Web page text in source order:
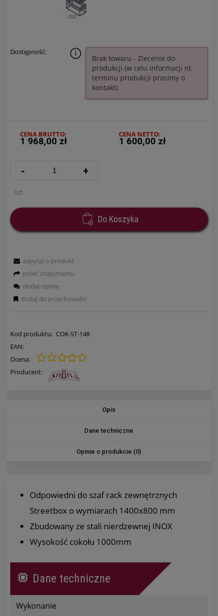
Dostępność:
Brak towaru - Zlecenie do
produkcji (w celu informacji nt.
terminu produkcji prosimy o
kontakt)
CENA BRUTTO:
1 968,00 zł
CENA NETTO:
1 600,00 zł
- +
szt.
Do Koszyka
Kod produktu: COK-ST-148
EAN:
Ocena:
Producent:
zapytaj o produkt
poleć znajomemu
dodaj opinię
dodaj do przechowalni
Opis
Dane techniczne
Opinie o produkcie (0)
Odpowiedni do szaf rack zewnętrznych
Streetbox o wymiarach 1400x800 mm
Zbudowany ze stali nierdzewnej INOX
Wysokość cokołu 1000mm
Dane techniczne
Wykonanie